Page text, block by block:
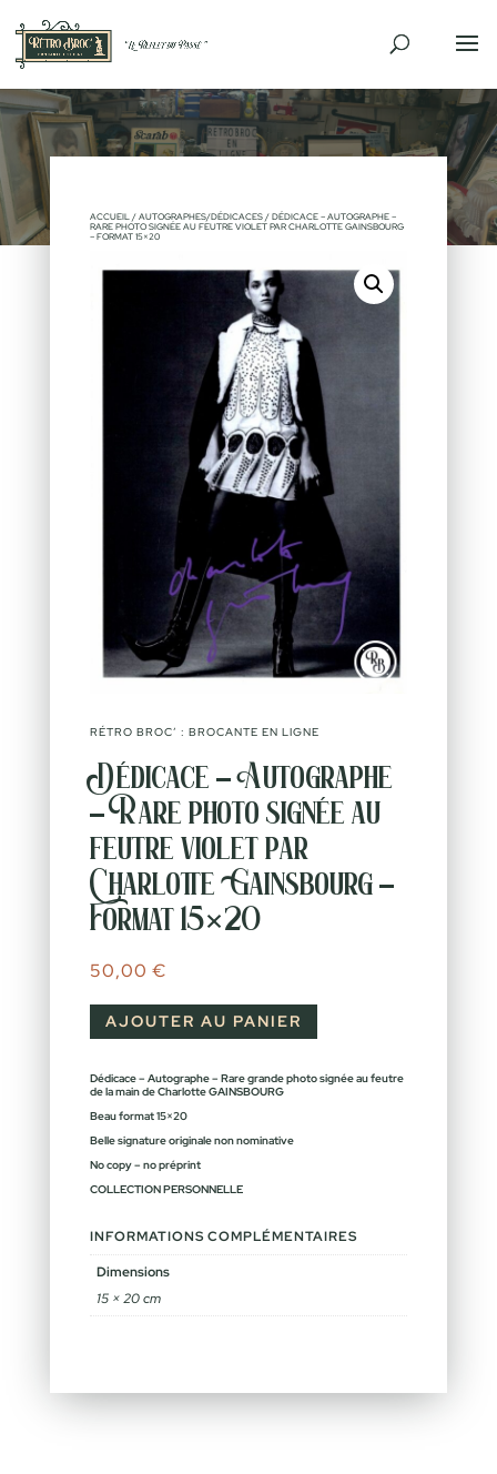
ACCUEIL/ AUTOGRAPHES/DÉDICACES/ DÉDICACE – AUTOGRAPHE –
RARE PHOTO SIGNÉE AU FEUTRE VIOLET PAR CHARLOTTE GAINSBOURG
– FORMAT 15×20
RÉTRO BROC’ : BROCANTE EN LIGNE
Dédicace – Autographe
– Rare photo signée au
feutre violet par
Charlotte Gainsbourg –
Format 15×20
50,00 €
AJOUTER AU PANIER
Dédicace – Autographe – Rare grande photo signée au feutre
de la main de Charlotte GAINSBOURG
Beau format 15×20
Belle signature originale non nominative
No copy – no préprint
COLLECTION PERSONNELLE
INFORMATIONS COMPLÉMENTAIRES
Dimensions
15 × 20 cm